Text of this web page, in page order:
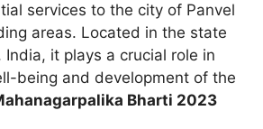
services to the city of Panvel
areas. Located in the state
India, it plays a crucial role in
being and development of the
Bharti 2023